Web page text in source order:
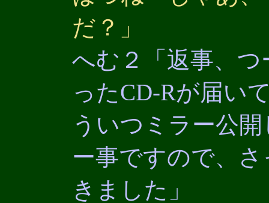
だ？」
へむ２「返事、
ったCD-Rが届い
ういつミラー公
ー事ですので、
きました」